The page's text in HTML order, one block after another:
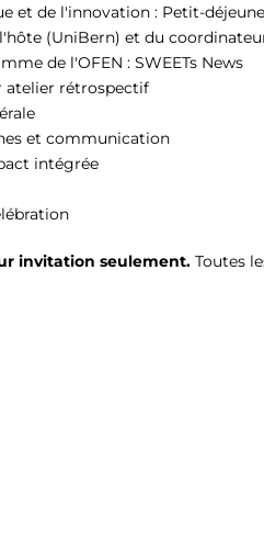
et de l'innovation : Petit-
(UniBern) et du
de l'OFEN : SWEETs News
rétrospectif
et communication
intégrée
invitation seulement. Toutes